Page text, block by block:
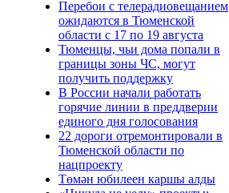
Перебои с телерадиовещанием
ожидаются в Тюменской
области с 17 по 19 августа
Тюменцы, чьи дома попали в
границы зоны ЧС, могут
получить поддержку
В России начали работать
горячие линии в преддверии
единого дня голосования
22 дороги отремонтировали в
Тюменской области по
нацпроекту
Төмән юбилеен каршы алды